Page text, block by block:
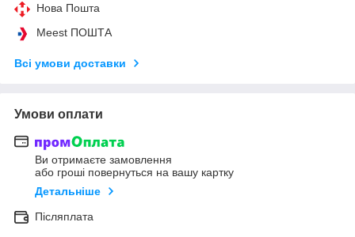
Нова Пошта
Meest ПОШТА
Всі умови доставки
Умови оплати
Ви отримаєте замовлення
або гроші повернуться на вашу картку
Детальніше
Післяплата